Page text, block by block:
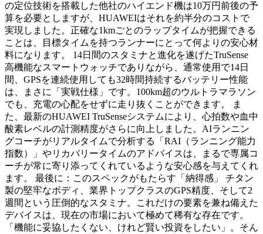
の定位技術を搭載した他社のハイエンド機は10万円前後の予
算を必要としますが、HUAWEIはそれを約半分のコストで
実現しました。正確な1kmごとのラップタイムが把握できる
ことは、目標タイムを持つランナーにとって何よりの安心材
料になります。 14日間のスタミナと進化を遂げたTruSense
高機能なスマートウォッチでありながら、通常使用で14日
間、GPSを連続使用しても32時間持続するバッテリー性能
は、まさに「実戦仕様」です。100km超のウルトラマラソン
でも、充電の心配をせずに走り抜くことができます。 ま
た、最新のHUAWEI TruSenseシステムにより、心拍数や血中
酸素レベルの計測精度がさらに向上しました。AIランニン
グコーチがリアルタイムで分析する「RAI（ランニング能力
指数）」やリカバリータイムのアドバイスは、まるで専属コ
ーチが常に寄り添ってくれているような安心感を与えてくれ
ます。 最後に：このスペックがもたらす「納得感」 チタン
製の堅牢なボディ、業界トップクラスのGPS精度、そして2
週間という圧倒的なスタミナ。これだけの要素を兼ね備えた
デバイスは、現在の市場において極めて稀有な存在です。
「機能に妥協したくない、けれど賢い投資をしたい」。そん